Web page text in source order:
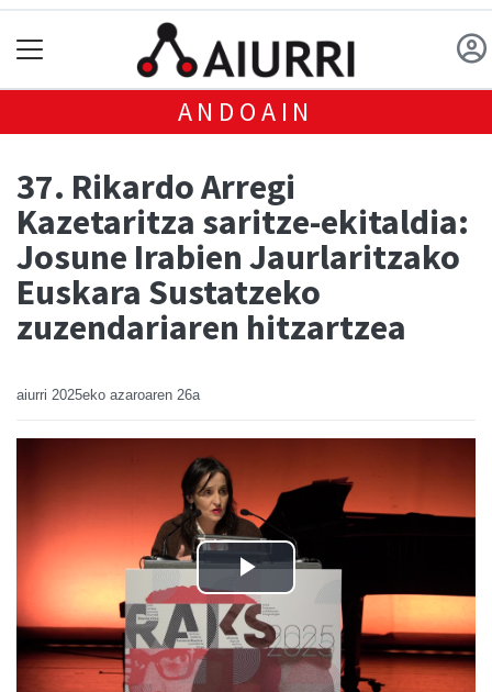
ANDOAIN
37. Rikardo Arregi
Kazetaritza saritze-ekitaldia:
Josune Irabien Jaurlaritzako
Euskara Sustatzeko
zuzendariaren hitzartzea
aiurri 2025eko azaroaren 26a